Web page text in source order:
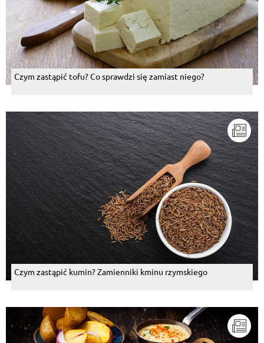
Czym zastąpić tofu? Co sprawdzi się zamiast niego?
Czym zastąpić kumin? Zamienniki kminu rzymskiego